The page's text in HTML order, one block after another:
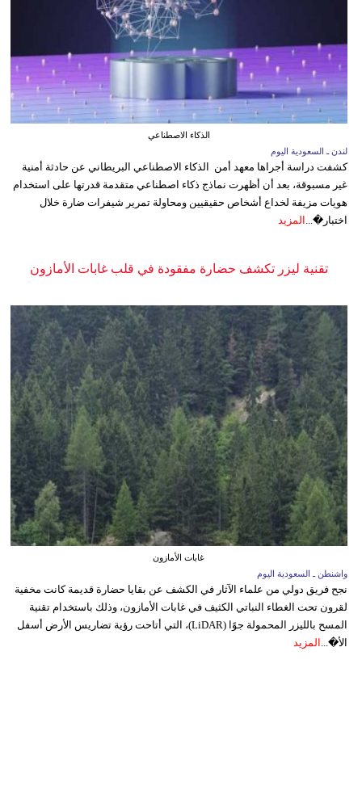
الذكاء الاصطناعي
لندن ـ السعودية اليوم
كشفت دراسة أجراها معهد أمن الذكاء الاصطناعي البريطاني عن حادثة أمنية
غير مسبوقة، بعد أن أظهرت نماذج ذكاء اصطناعي متقدمة قدرتها على استخدام
هويات مزيفة لخداع أشخاص حقيقيين ومحاولة تمرير شيفرات ضارة خلال
اختبار�...
المزيد
تقنية ليزر تكشف حضارة مفقودة في قلب غابات الأمازون
غابات الأمازون
واشنطن ـ السعودية اليوم
نجح فريق دولي من علماء الآثار في الكشف عن بقايا حضارة قديمة كانت مخفية
لقرون تحت الغطاء النباتي الكثيف في غابات الأمازون، وذلك باستخدام تقنية
المسح بالليزر المحمولة جوًا (LiDAR)، التي أتاحت رؤية تضاريس الأرض أسفل
الأ�... المزيد